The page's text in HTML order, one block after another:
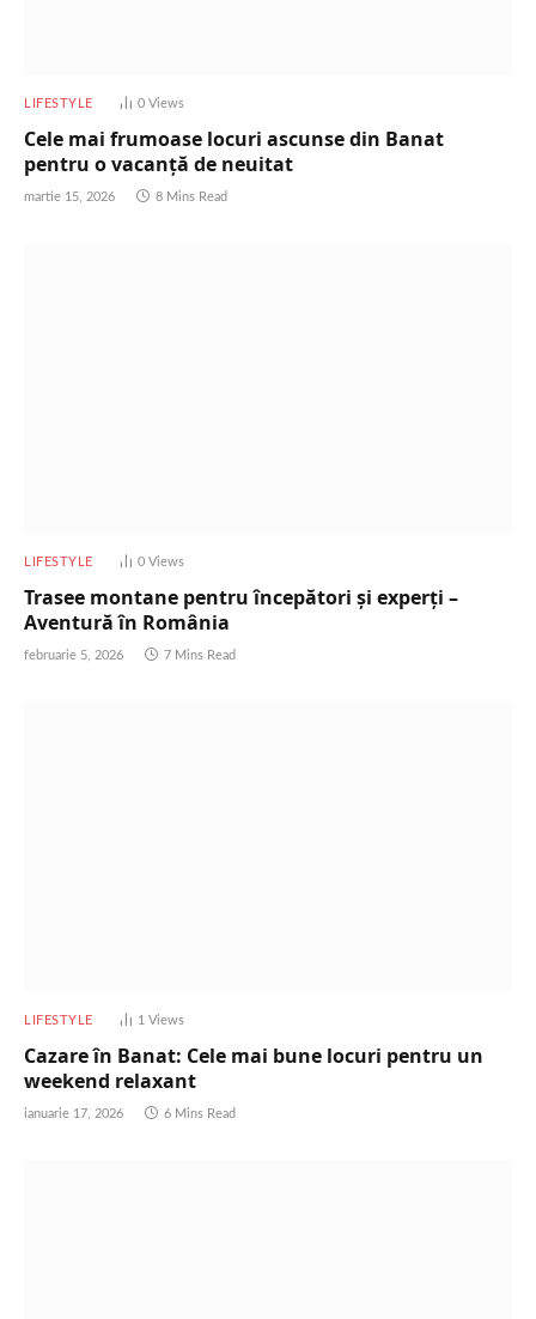
LIFESTYLE 0 Views
Cele mai frumoase locuri ascunse din Banat
pentru o vacanță de neuitat
martie 15, 2026 8 Mins Read
LIFESTYLE 0 Views
Trasee montane pentru începători și experți –
Aventură în România
februarie 5, 2026 7 Mins Read
LIFESTYLE 1 Views
Cazare în Banat: Cele mai bune locuri pentru un
weekend relaxant
ianuarie 17, 2026 6 Mins Read